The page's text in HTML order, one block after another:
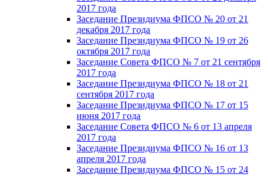
2017 года
Заседание Президиума ФПСО № 20 от 21
декабря 2017 года
Заседание Президиума ФПСО № 19 от 26
октября 2017 года
Заседание Совета ФПСО № 7 от 21 сентября
2017 года
Заседание Президиума ФПСО № 18 от 21
сентября 2017 года
Заседание Президиума ФПСО № 17 от 15
июня 2017 года
Заседание Совета ФПСО № 6 от 13 апреля
2017 года
Заседание Президиума ФПСО № 16 от 13
апреля 2017 года
Заседание Президиума ФПСО № 15 от 24